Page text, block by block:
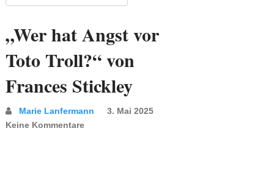
„Wer hat Angst vor
Toto Troll?“ von
Frances Stickley
Marie Lanfermann
3. Mai 2025
Keine Kommentare